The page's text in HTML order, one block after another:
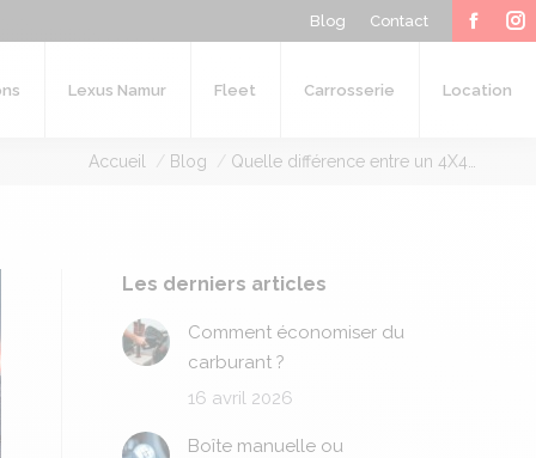
Blog Contact
page
in
Lexus Namur Fleet Carrosserie Location
Vous êtes ici :
Accueil Blog Quelle différence entre un 4X4…
Les derniers articles
Comment économiser du
carburant ?
16 avril 2026
Boîte manuelle ou